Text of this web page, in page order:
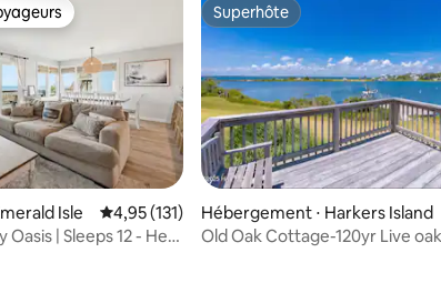
de 32 commentaires : 4,97 sur 5
Isle Évaluation moyenne sur la base de 131
4,95 (131)
| Sleeps 12 - Hen
Superhôte
Superhôte
Hébergement ⋅ Harkers Island
Old Oak Cottage-120yr Live